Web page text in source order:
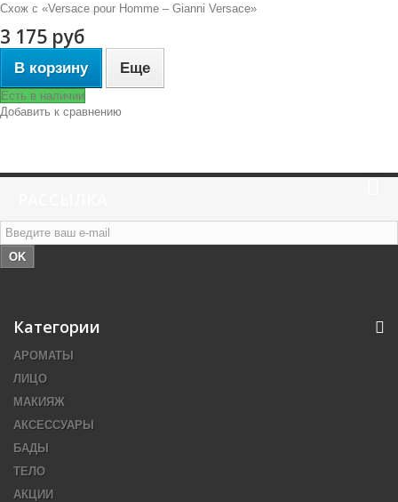
Схож с «Versace pour Homme – Gianni Versace»
3 175 руб
В корзину Еще
Есть в наличии
Добавить к сравнению
OK
Категории
АРОМАТЫ
ЛИЦО
МАКИЯЖ
АКСЕССУАРЫ
БАДЫ
ТЕЛО
АКЦИИ